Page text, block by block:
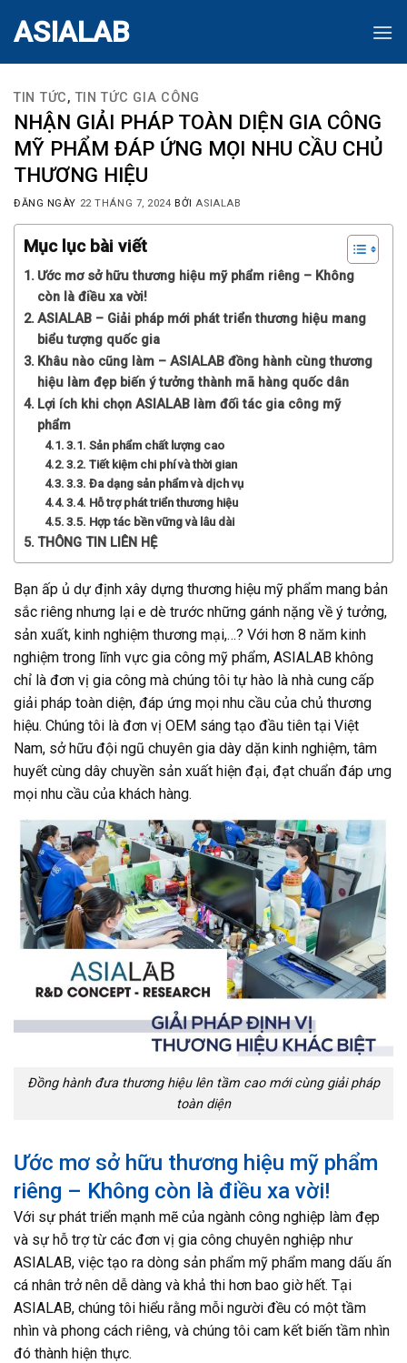
ASIALAB
TIN TỨC,TIN TỨC GIA CÔNG
NHẬN GIẢI PHÁP TOÀN DIỆN GIA CÔNG
MỸ PHẨM ĐÁP ỨNG MỌI NHU CẦU CHỦ
THƯƠNG HIỆU
ĐĂNG NGÀY 22 THÁNG 7, 2024 BỞIASIALAB
Mục lục bài viết
Ước mơ sở hữu thương hiệu mỹ phẩm riêng – Không
còn là điều xa vời!
ASIALAB – Giải pháp mới phát triển thương hiệu mang
biểu tượng quốc gia
Khâu nào cũng làm – ASIALAB đồng hành cùng thương
hiệu làm đẹp biến ý tưởng thành mã hàng quốc dân
Lợi ích khi chọn ASIALAB làm đối tác gia công mỹ
phẩm
3.1. Sản phẩm chất lượng cao
3.2. Tiết kiệm chi phí và thời gian
3.3. Đa dạng sản phẩm và dịch vụ
3.4. Hỗ trợ phát triển thương hiệu
3.5. Hợp tác bền vững và lâu dài
THÔNG TIN LIÊN HỆ
Bạn ấp ủ dự định xây dựng thương hiệu mỹ phẩm mang bản
sắc riêng nhưng lại e dè trước những gánh nặng về ý tưởng,
sản xuất, kinh nghiệm thương mại,…? Với hơn 8 năm kinh
nghiệm trong lĩnh vực gia công mỹ phẩm, ASIALAB không
chỉ là đơn vị gia công mà chúng tôi tự hào là nhà cung cấp
giải pháp toàn diện, đáp ứng mọi nhu cầu của chủ thương
hiệu. Chúng tôi là đơn vị OEM sáng tạo đầu tiên tại Việt
Nam, sở hữu đội ngũ chuyên gia dày dặn kinh nghiệm, tâm
huyết cùng dây chuyền sản xuất hiện đại, đạt chuẩn đáp ưng
mọi nhu cầu của khách hàng.
Đồng hành đưa thương hiệu lên tầm cao mới cùng giải pháp
toàn diện
Ước mơ sở hữu thương hiệu mỹ phẩm
riêng – Không còn là điều xa vời!
Với sự phát triển mạnh mẽ của ngành công nghiệp làm đẹp
và sự hỗ trợ từ các đơn vị gia công chuyên nghiệp như
ASIALAB, việc tạo ra dòng sản phẩm mỹ phẩm mang dấu ấn
cá nhân trở nên dễ dàng và khả thi hơn bao giờ hết. Tại
ASIALAB, chúng tôi hiểu rằng mỗi người đều có một tầm
nhìn và phong cách riêng, và chúng tôi cam kết biến tầm nhìn
đó thành hiện thực.